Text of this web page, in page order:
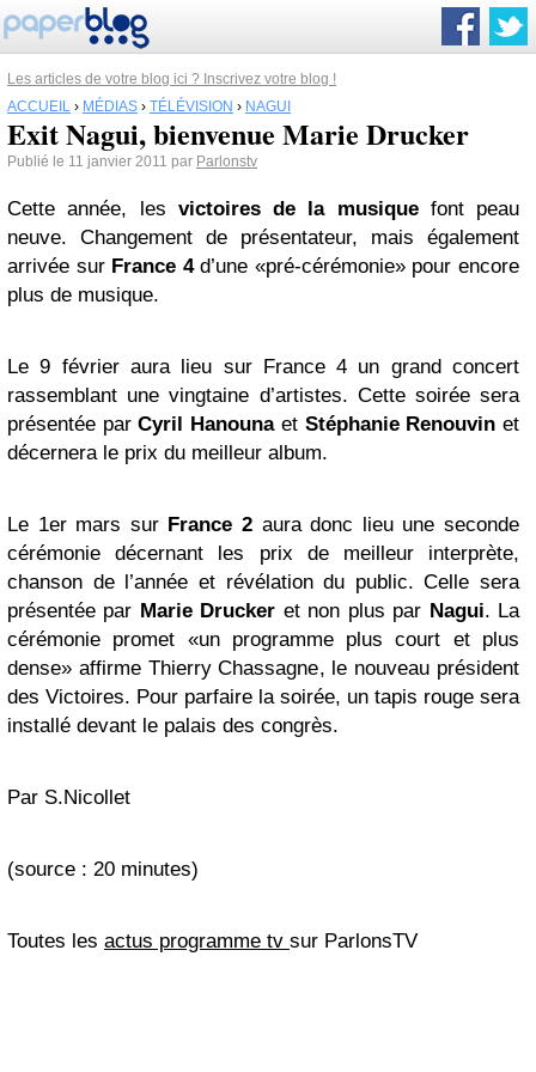
Les articles de votre blog ici ? Inscrivez votre blog !
ACCUEIL › MÉDIAS › TÉLÉVISION › NAGUI
Exit Nagui, bienvenue Marie Drucker
Publié le 11 janvier 2011 par Parlonstv
Cette année, les victoires de la musiquefont peau
neuve. Changement de présentateur, mais également
arrivée sur France 4d’une «pré-cérémonie» pour encore
plus de musique.
Le 9 février aura lieu sur France 4 un grand concert
rassemblant une vingtaine d’artistes. Cette soirée sera
présentée parCyril HanounaetStéphanie Renouvin et
décernera le prix du meilleur album.
Le 1er mars sur France 2 aura donc lieu une seconde
cérémonie décernant les prix de meilleur interprète,
chanson de l’année et révélation du public. Celle sera
présentée par Marie Drucker et non plus par Nagui. La
cérémonie promet «un programme plus court et plus
dense» affirme Thierry Chassagne, le nouveau président
des Victoires. Pour parfaire la soirée, un tapis rouge sera
installé devant le palais des congrès.
Par S.Nicollet
(source : 20 minutes)
Toutes les actus programme tv sur ParlonsTV